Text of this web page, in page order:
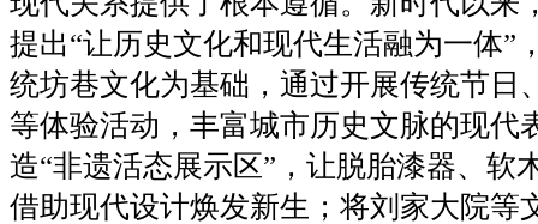
提出“让历史文化和现代生活融为一体”
统坊巷文化为基础，通过开展传统节日
等体验活动，丰富城市历史文脉的现代
造“非遗活态展示区”，让脱胎漆器、软
借助现代设计焕发新生；将刘家大院等